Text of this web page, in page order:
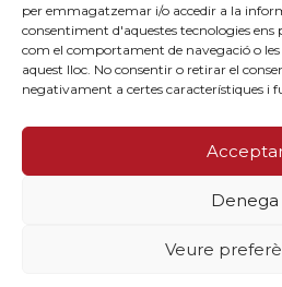
per emmagatzemar i/o accedir a la
consentiment d'aquestes tecnologies ens
com el comportament de navegació o
aquest lloc. No consentir o retirar el
negativament a certes característiques i
Denega
Veure
Treballa amb
Canal de
Contacte
privacitat· Política